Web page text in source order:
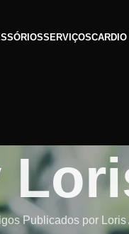
SERVIÇOS
Publicados por Loris